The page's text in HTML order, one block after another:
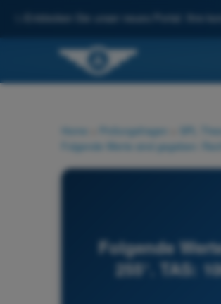
Entdecken Sie unser neues Portal: Ihre
Home Prüfungsfragen SPL
Folgende
255°. TAS: